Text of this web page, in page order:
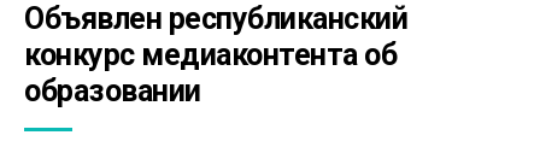
Объявлен республиканский
конкурс медиаконтента об
образовании